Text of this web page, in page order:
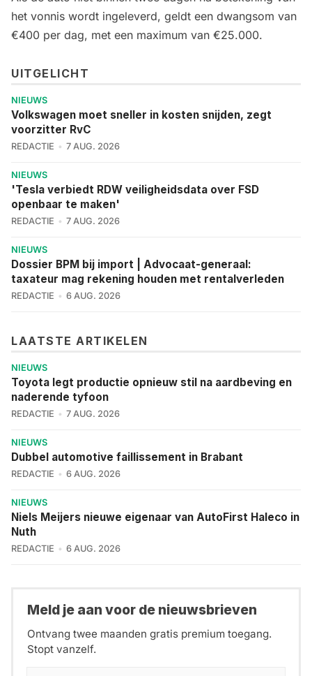
het vonnis wordt ingeleverd, geldt een dwangsom van
€400 per dag, met een maximum van €25.000.
UITGELICHT
NIEUWS
Volkswagen moet sneller in kosten snijden, zegt
voorzitter RvC
REDACTIE 7 AUG. 2026
NIEUWS
'Tesla verbiedt RDW veiligheidsdata over FSD
openbaar te maken'
REDACTIE 7 AUG. 2026
NIEUWS
Dossier BPM bij import | Advocaat-generaal:
taxateur mag rekening houden met rentalverleden
REDACTIE 6 AUG. 2026
LAATSTE ARTIKELEN
NIEUWS
Toyota legt productie opnieuw stil na aardbeving en
naderende tyfoon
REDACTIE 7 AUG. 2026
NIEUWS
Dubbel automotive faillissement in Brabant
REDACTIE 6 AUG. 2026
NIEUWS
Niels Meijers nieuwe eigenaar van AutoFirst Haleco in
Nuth
REDACTIE 6 AUG. 2026
Meld je aan voor de nieuwsbrieven
Ontvang twee maanden gratis premium toegang.
Stopt vanzelf.